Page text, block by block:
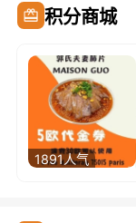
积分商城
1891人气